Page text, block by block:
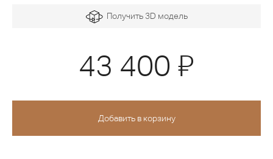
Получить 3D модель
43 400 Я